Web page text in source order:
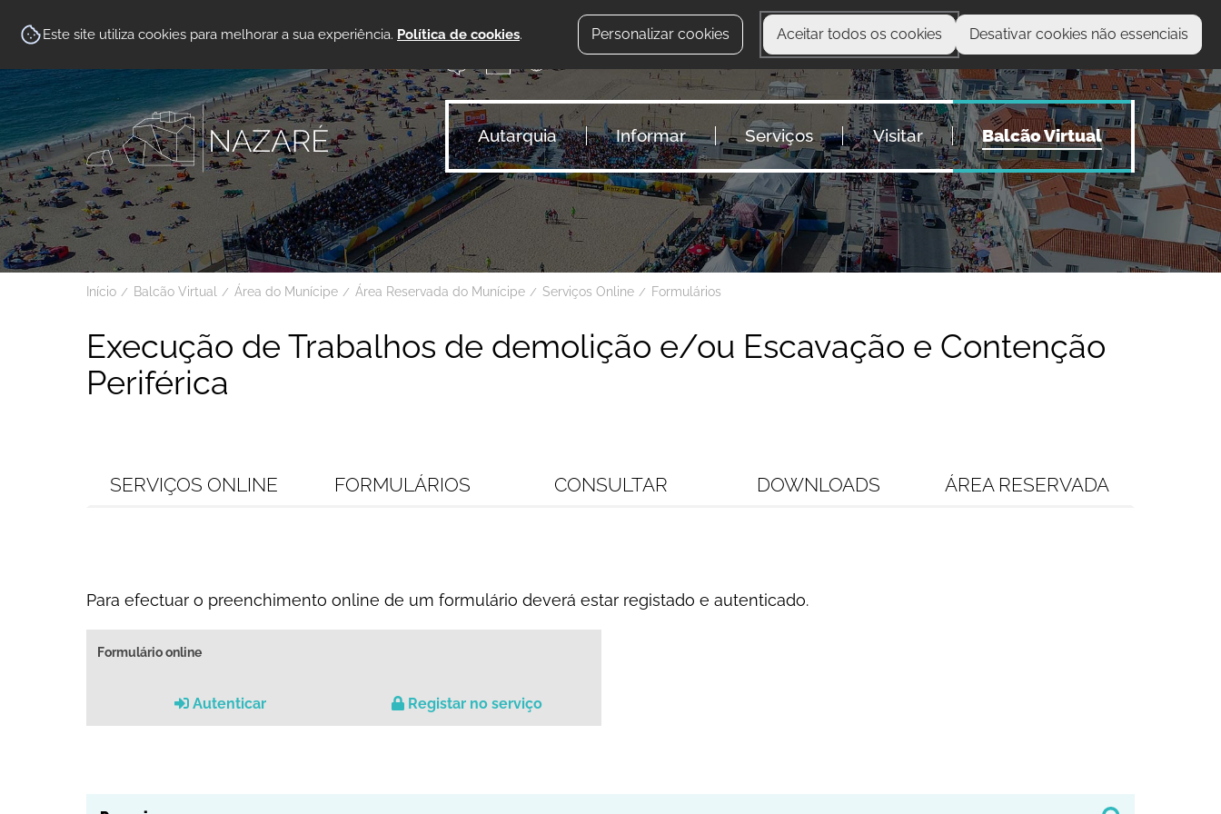
Este site utiliza cookies para melhorar a sua experiência. Política de cookies. Personalizar cookies Aceitar todos os cookies Desativar cookies não essenciais
O que procura?
Autarquia Informar Serviços Visitar Balcão Virtual
Início Balcão Virtual Área do Munícipe Área Reservada do Munícipe Serviços Online Formulários
Execução de Trabalhos de demolição e/ou Escavação e Contenção
Periférica
SERVIÇOS ONLINE FORMULÁRIOS CONSULTAR DOWNLOADS ÁREA RESERVADA
Para efectuar o preenchimento online de um formulário deverá estar registado e autenticado.
Formulário online
Autenticar Registar no serviço